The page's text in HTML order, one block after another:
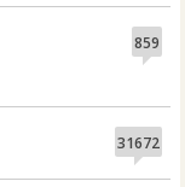
859
31672